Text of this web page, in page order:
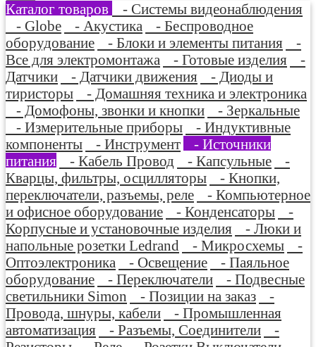
Каталог товаров
- Системы видеонаблюдения
- Globe
- Акустика
- Беспроводное
оборудование
- Блоки и элементы питания
-
Все для электромонтажа
- Готовые изделия
-
Датчики
- Датчики движения
- Диоды и
тиристоры
- Домашняя техника и электроника
- Домофоны, звонки и кнопки
- Зеркальные
- Измерительные приборы
- Индуктивные
компоненты
- Инструмент
- Источники
питания
- Кабель Провод - Капсульные
-
Кварцы, фильтры, осцилляторы
- Кнопки,
переключатели, разъемы, реле
- Компьютерное
и офисное оборудование
- Конденсаторы
-
Корпусные и установочные изделия
- Люки и
напольные розетки Ledrand
- Микросхемы
-
Оптоэлектроника
- Освещение
- Паяльное
оборудование
- Переключатели
- Подвесные
светильники Simon
- Позиции на заказ
-
Провода, шнуры, кабели
- Промышленная
автоматизация
- Разъемы, Соединители
-